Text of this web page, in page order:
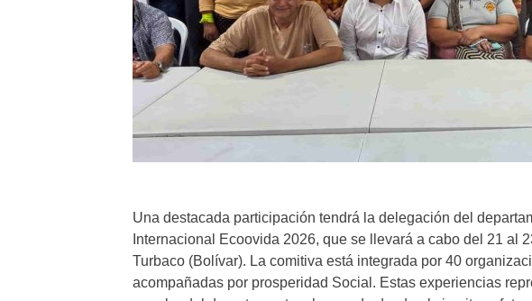
Una destacada participación tendrá la delegación del
Internacional Ecoovida 2026, que se llevará a cabo del 21 al
Turbaco (Bolívar). La comitiva está integrada por 40
acompañadas por prosperidad Social. Estas experiencias